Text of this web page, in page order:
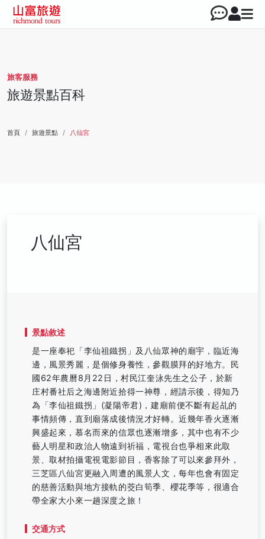
旅客服務
旅遊景點百科
首頁 旅遊景點 八仙宮
八仙宮
景點敘述
是一座奉祀「李仙祖鐵拐」及八仙眾神的廟宇，臨近海
邊，風景秀麗，是個修身養性，參觀膜拜的好地方。民
國62年農曆8月22日，村民江奎泳先生之公子，於新
庄村番社后之海邊附近拾得一神尊，經請示後，得知乃
為「李仙祖鐵拐」(凝陽帝君)，建廟前便不斷有起乩的
事情頻傳，直到廟落成後情況才好轉。近幾年香火逐漸
興盛起來，慕名而來的信眾也逐漸增多，其中也有不少
藝人明星和政治人物遠到祈福，電視台也爭相來此取
景、取材拍攝電視電影節目，香客除了可以來參拜外，
三芝區八仙宮更融入周遭的風景人文，每年也會有固定
的慈善活動與地方接軌的茭白筍季、櫻花季等，很適合
帶全家大小來一趟深度之旅！
交通方式